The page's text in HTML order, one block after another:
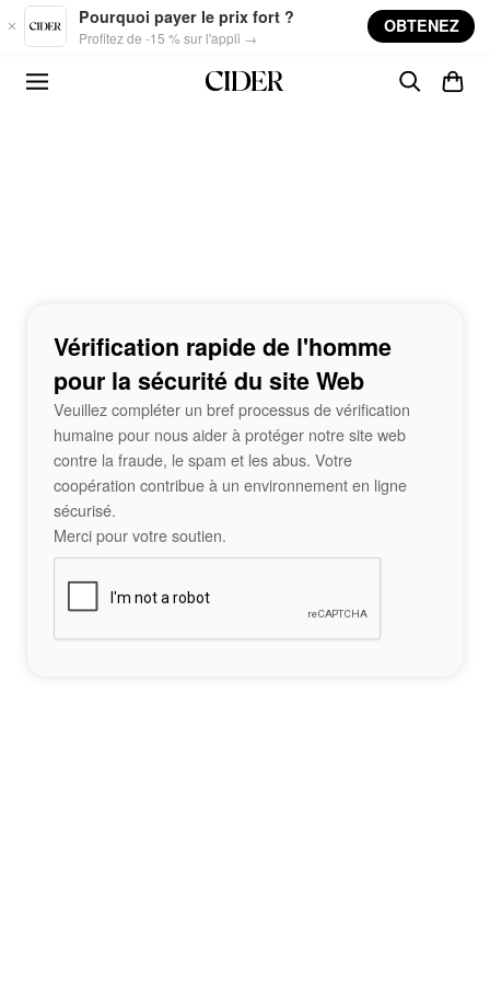
Skip to main content
Pourquoi payer le prix fort ?
Profitez de -15 % sur l'appli →
OBTENEZ
Vérification rapide de l'homme
pour la sécurité du site Web
Veuillez compléter un bref processus de vérification
humaine pour nous aider à protéger notre site web
contre la fraude, le spam et les abus. Votre
coopération contribue à un environnement en ligne
sécurisé.
Merci pour votre soutien.